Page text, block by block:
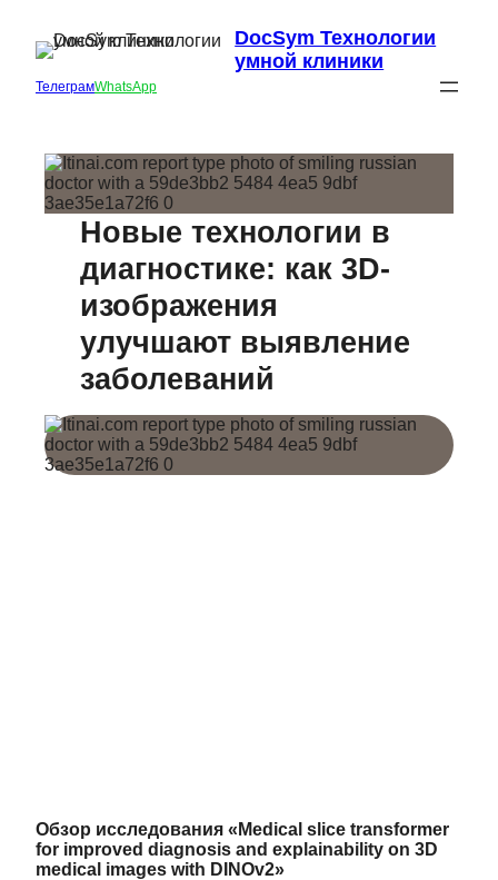
DocSym Технологии
умной клиники
ТелеграмWhatsApp
Новые технологии в
диагностике: как 3D-
изображения
улучшают выявление
заболеваний
Обзор исследования «Medical slice transformer
for improved diagnosis and explainability on 3D
medical images with DINOv2»